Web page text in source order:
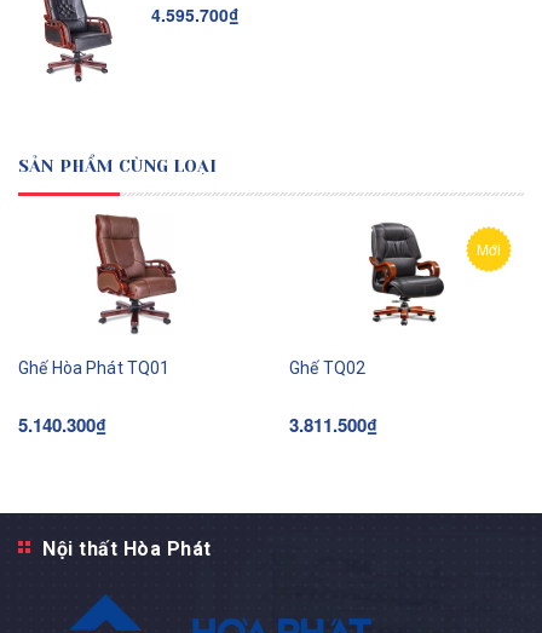
4.595.700₫
SẢN PHẨM CÙNG LOẠI
Ghế Hòa Phát TQ01
5.140.300₫
Mới
Ghế TQ02
3.811.500₫
Nội thất Hòa Phát